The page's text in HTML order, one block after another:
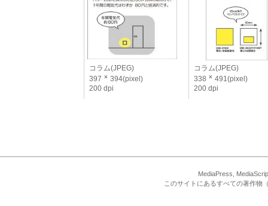
コラム(JPEG)
397
394(pixel)
200 dpi
コラム(JPEG)
338
491(pixel)
200 dpi
MediaPress,
このサイトにあるすべての著作物